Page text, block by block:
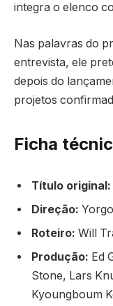
integra o elenco
Nas palavras do
entrevista, ele
depois do
projetos
Ficha
Título original:
Direção:
Roteiro: Will
Produção: Ed
Stone, Lars
Kyoungboum